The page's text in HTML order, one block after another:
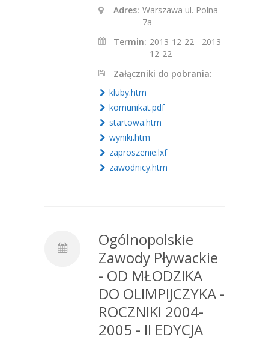
Adres: Warszawa ul. Polna
7a
Termin: 2013-12-22 - 2013-
12-22
Załączniki do pobrania:
kluby.htm
komunikat.pdf
startowa.htm
wyniki.htm
zaproszenie.lxf
zawodnicy.htm
Ogólnopolskie
Zawody Pływackie
- OD MŁODZIKA
DO OLIMPIJCZYKA -
ROCZNIKI 2004-
2005 - II EDYCJA